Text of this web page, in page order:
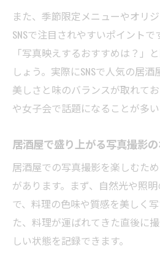
また、季節限定メニューやオリ
SNSで注目されやすいポイント
「写真映えするおすすめは？」
しょう。実際にSNSで人気の居
美しさと味のバランスが取れて
や女子会で話題になることが多い
居酒屋で盛り上がる写真撮影
居酒屋での写真撮影を楽しむた
があります。まず、自然光や照
で、料理の色味や質感を美しく
た、料理が運ばれてきた直後に
しい状態を記録できます。